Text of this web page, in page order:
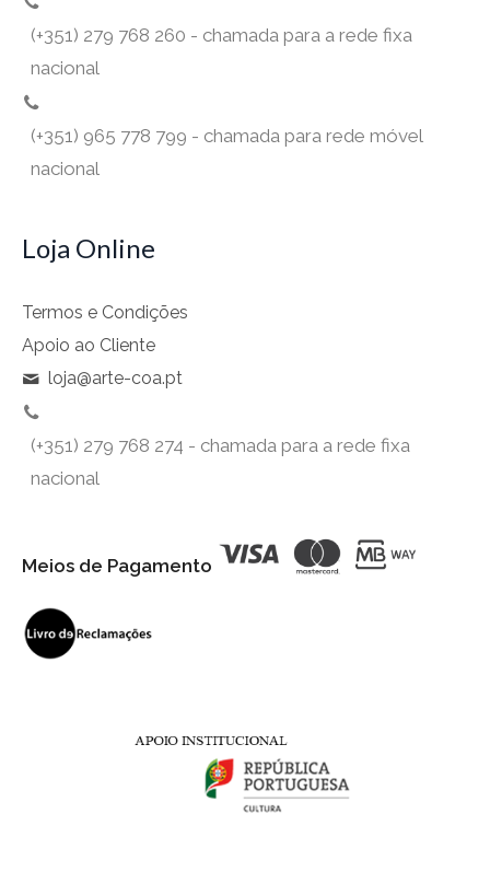
(+351) 279 768 260 - chamada para a rede fixa
nacional
(+351) 965 778 799 - chamada para rede móvel
nacional
Loja Online
Termos e Condições
Apoio ao Cliente
loja@arte-coa.pt
(+351) 279 768 274 - chamada para a rede fixa
nacional
Meios de Pagamento